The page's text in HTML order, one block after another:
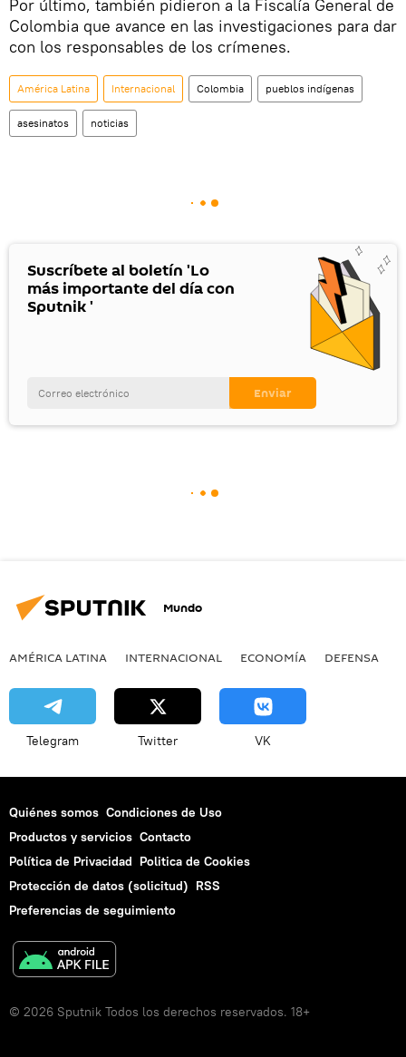
Por último, también pidieron a la Fiscalía General de
Colombia que avance en las investigaciones para dar
con los responsables de los crímenes.
América Latina Internacional Colombia pueblos indígenas
asesinatos noticias
Suscríbete al boletín 'Lo
más importante del día con
Sputnik '
Mundo
AMÉRICA LATINA INTERNACIONAL ECONOMÍA DEFENSA
Telegram Twitter VK
Quiénes somos Condiciones de Uso
Productos y servicios Contacto
Política de Privacidad Politica de Cookies
Protección de datos (solicitud) RSS
Preferencias de seguimiento
© 2026 Sputnik Todos los derechos reservados. 18+